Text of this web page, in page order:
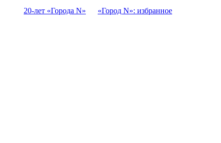
20-лет «Города N» «Город N»: избранное